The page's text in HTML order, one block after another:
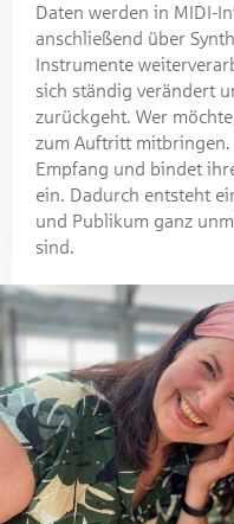
Daten werden in MIDI-
anschließend über
Instrumente
sich ständig verändert
zurückgeht. Wer
zum Auftritt mitbringen.
Empfang und bindet
ein. Dadurch entsteht
und Publikum ganz
sind.